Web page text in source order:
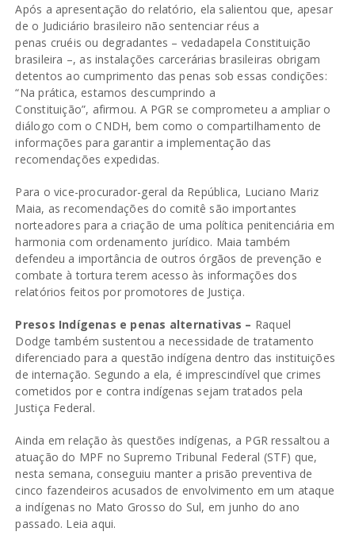
Após a apresentação do relatório, ela salientou que, apesar
de o Judiciário brasileiro não sentenciar réus a
penas cruéis ou degradantes – vedadapela Constituição
brasileira –, as instalações carcerárias brasileiras obrigam
detentos ao cumprimento das penas sob essas condições:
“Na prática, estamos descumprindo a
Constituição”, afirmou. A PGR se comprometeu a ampliar o
diálogo com o CNDH, bem como o compartilhamento de
informações para garantir a implementação das
recomendações expedidas.
Para o vice-procurador-geral da República, Luciano Mariz
Maia, as recomendações do comitê são importantes
norteadores para a criação de uma política penitenciária em
harmonia com ordenamento jurídico. Maia também
defendeu a importância de outros órgãos de prevenção e
combate à tortura terem acesso às informações dos
relatórios feitos por promotores de Justiça.
Presos Indígenas e penas alternativas – Raquel
Dodge também sustentou a necessidade de tratamento
diferenciado para a questão indígena dentro das instituições
de internação. Segundo a ela, é imprescindível que crimes
cometidos por e contra indígenas sejam tratados pela
Justiça Federal.
Ainda em relação às questões indígenas, a PGR ressaltou a
atuação do MPF no Supremo Tribunal Federal (STF) que,
nesta semana, conseguiu manter a prisão preventiva de
cinco fazendeiros acusados de envolvimento em um ataque
a indígenas no Mato Grosso do Sul, em junho do ano
passado. Leia aqui.